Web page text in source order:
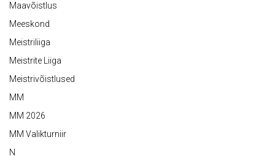
Maavõistlus
Meeskond
Meistriliiga
Meistrite Liiga
Meistrivõistlused
MM
MM 2026
MM Valikturniir
N